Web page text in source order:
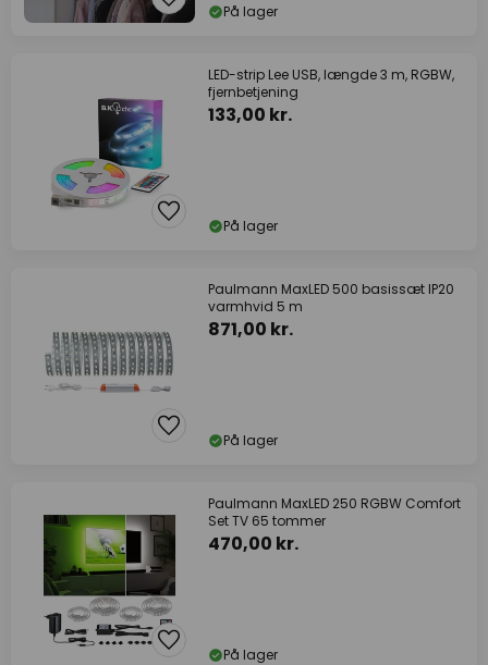
På lager
LED-strip Lee USB, længde 3 m, RGBW,
fjernbetjening
133,00 kr.
På lager
Paulmann MaxLED 500 basissæt IP20
varmhvid 5 m
871,00 kr.
På lager
Paulmann MaxLED 250 RGBW Comfort
Set TV 65 tommer
470,00 kr.
På lager